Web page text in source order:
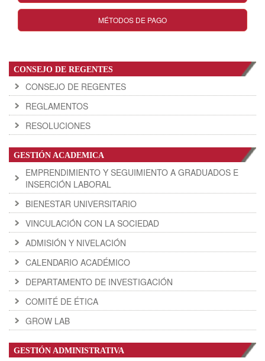
MÉTODOS DE PAGO
CONSEJO DE REGENTES
CONSEJO DE REGENTES
REGLAMENTOS
RESOLUCIONES
GESTIÓN ACADEMICA
EMPRENDIMIENTO Y SEGUIMIENTO A GRADUADOS E
INSERCIÓN LABORAL
BIENESTAR UNIVERSITARIO
VINCULACIÓN CON LA SOCIEDAD
ADMISIÓN Y NIVELACIÓN
CALENDARIO ACADÉMICO
DEPARTAMENTO DE INVESTIGACIÓN
COMITÉ DE ÉTICA
GROW LAB
GESTIÓN ADMINISTRATIVA